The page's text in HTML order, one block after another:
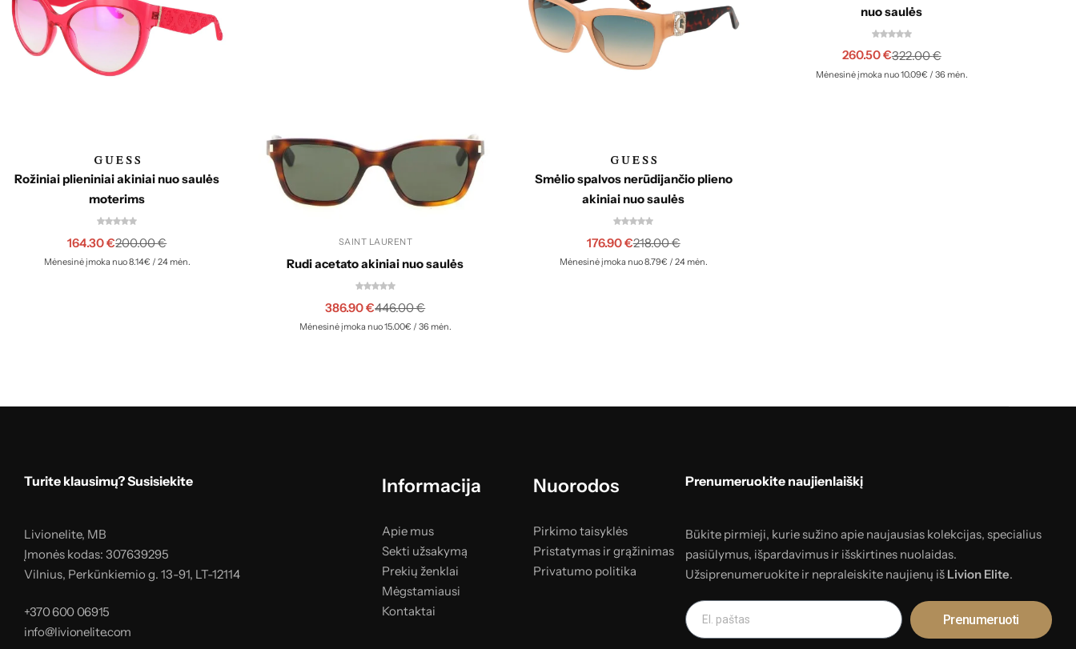
Rožiniai plieniniai akiniai nuo saulės
moterims
200.00€
164.30€
Mėnesinė įmoka nuo 8.14€ / 24 mėn.
SAINT LAURENT
Rudi acetato akiniai nuo saulės
446.00€
386.90€
Mėnesinė įmoka nuo 15.00€ / 36 mėn.
Smėlio spalvos nerūdijančio plieno
akiniai nuo saulės
218.00€
176.90€
Mėnesinė įmoka nuo 8.79€ / 24 mėn.
nuo saulės
322.00€
260.50€
Mėnesinė įmoka nuo 10.09€ / 36 mėn.
Turite klausimų? Susisiekite
Livionelite, MB
Įmonės kodas: 307639295
Vilnius, Perkūnkiemio g. 13-91, LT-12114
+370 600 06915
info@livionelite.com
Informacija
Apie mus
Sekti užsakymą
Prekių ženklai
Mėgstamiausi
Kontaktai
Nuorodos
Pirkimo taisyklės
Pristatymas ir grąžinimas
Privatumo politika
Prenumeruokite naujienlaiškį
Būkite pirmieji, kurie sužino apie naujausias kolekcijas, specialius
pasiūlymus, išpardavimus ir išskirtines nuolaidas.
Užsiprenumeruokite ir nepraleiskite naujienų iš Livion Elite.
Prenumeruoti